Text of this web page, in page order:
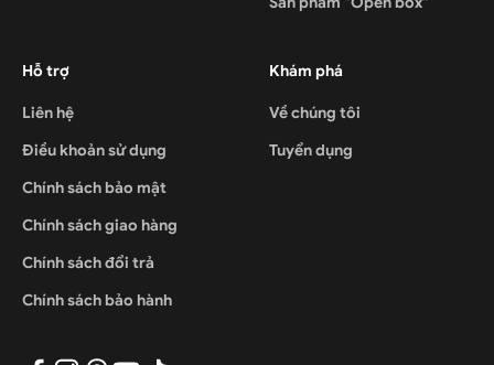
Hỗ trợ
Liên hệ
Điều khoản sử dụng
Chính sách bảo mật
Chính sách giao hàng
Chính sách đổi trả
Chính sách bảo hành
Khám phá
Về chúng tôi
Tuyển dụng